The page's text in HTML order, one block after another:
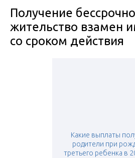
Получение
жительство взамен
со сроком действия
Какие выплаты
родители при
третьего ребенка в